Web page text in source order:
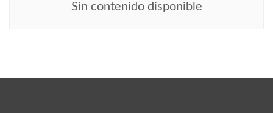
Sin contenido disponible